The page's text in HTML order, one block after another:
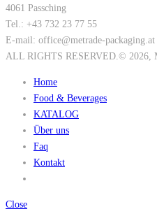
4061 Passching
Tel.: +43 732 23 77 55
E-mail: office@metrade-packaging.at
ALL RIGHTS RESERVED.© 2026,
Home
Food & Beverages
KATALOG
Über uns
Faq
Kontakt
Close